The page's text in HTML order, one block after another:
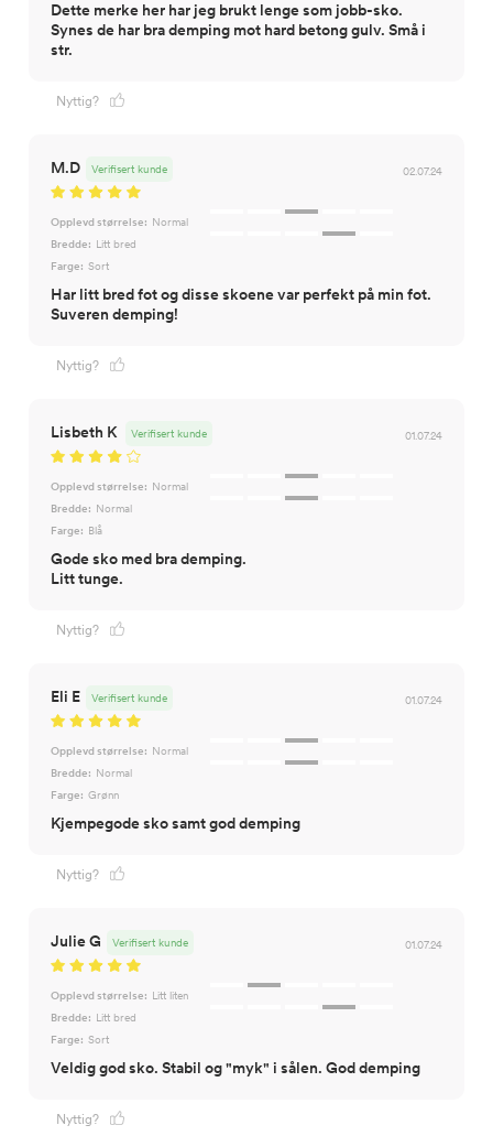
Dette merke her har jeg brukt lenge som jobb-sko.
Synes de har bra demping mot hard betong gulv. Små i
str.
Nyttig?
M.D 02.07.24
Verifisert kunde
Opplevd størrelse: Normal
Bredde: Litt bred
Farge: Sort
Har litt bred fot og disse skoene var perfekt på min fot.
Suveren demping!
Nyttig?
Lisbeth K 01.07.24
Verifisert kunde
Opplevd størrelse: Normal
Bredde: Normal
Farge: Blå
Gode sko med bra demping.
Litt tunge.
Nyttig?
Eli E 01.07.24
Verifisert kunde
Opplevd størrelse: Normal
Bredde: Normal
Farge: Grønn
Kjempegode sko samt god demping
Nyttig?
Julie G 01.07.24
Verifisert kunde
Opplevd størrelse: Litt liten
Bredde: Litt bred
Farge: Sort
Veldig god sko. Stabil og "myk" i sålen. God demping
Nyttig?